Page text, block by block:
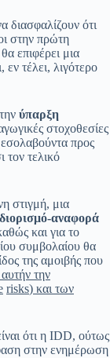
διασφαλίζουν ότι
στην πρώτη
επιφέρει μια
εν τέλει, λιγότερο
ύπαρξη
στοχοθεσίες
προς
τον τελικό
στιγμή, μια
αναφορά
και για το
συμβολαίου θα
της αμοιβής που
την
risks) και των
ότι η IDD, ούτως
στην ενημέρωση